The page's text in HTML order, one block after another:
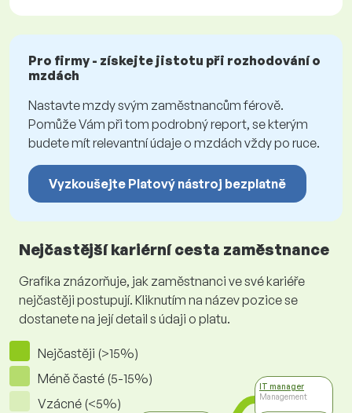
Pro firmy - získejte jistotu při rozhodování o
mzdách
Nastavte mzdy svým zaměstnancům férově.
Pomůže Vám při tom podrobný report, se kterým
budete mít relevantní údaje o mzdách vždy po ruce.
Vyzkoušejte Platový nástroj bezplatně
Nejčastější kariérní cesta zaměstnance
Grafika znázorňuje, jak zaměstnanci ve své kariéře
nejčastěji postupují. Kliknutím na název pozice se
dostanete na její detail s údaji o platu.
Nejčastěji (>15%)
Méně časté (5-15%)
Vzácné (<5%)
IT manager
Management